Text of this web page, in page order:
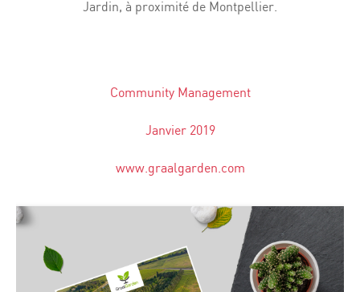
Jardin, à proximité de Montpellier.
Community Management
Janvier 2019
www.graalgarden.com